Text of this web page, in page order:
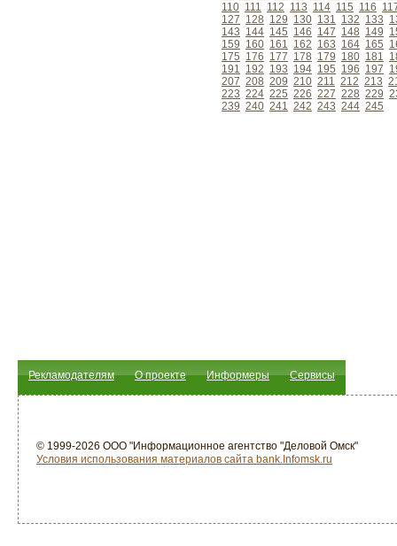
110 111 112 113 114 115 116
127 128 129 130 131 132 133
143 144 145 146 147 148 149
159 160 161 162 163 164 165
175 176 177 178 179 180 181
191 192 193 194 195 196 197
207 208 209 210 211 212 213
223 224 225 226 227 228 229
239 240 241 242 243 244 245
Рекламодателям О проекте Информеры Сервисы
© 1999-2026 ООО "Информационное агентство "Деловой Омск"
Условия использования материалов сайта bank.Infomsk.ru